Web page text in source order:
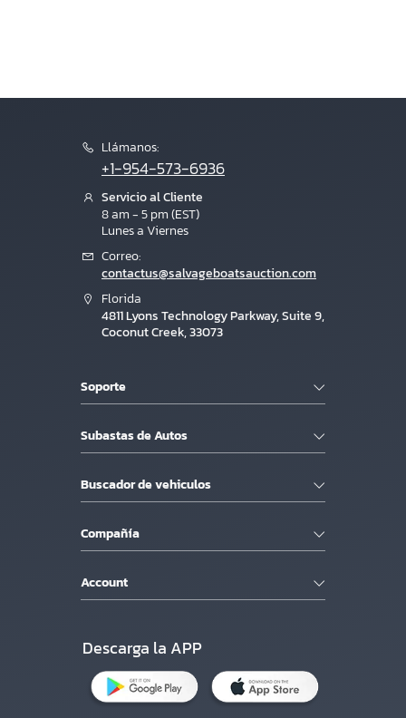
Llámanos:
+1-954-573-6936
Servicio al Cliente
8 am - 5 pm (EST)
Lunes a Viernes
Correo:
contactus@salvageboatsauction.com
Florida
4811 Lyons Technology Parkway, Suite 9,
Coconut Creek, 33073
Soporte
Subastas de Autos
Buscador de vehiculos
Compañía
Account
Descarga la APP